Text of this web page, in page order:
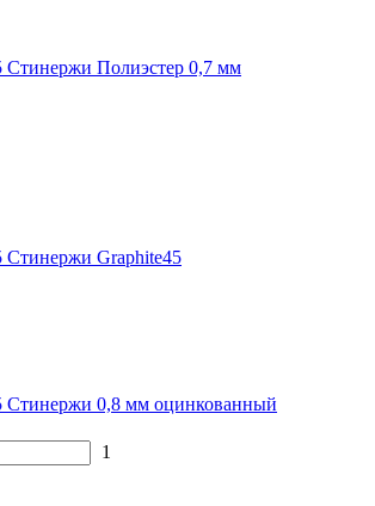
Полиэстер 0,7 мм
Graphite45
0,8 мм оцинкованный
1